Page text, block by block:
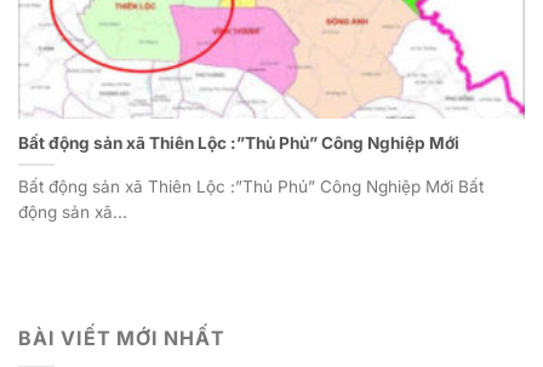
Bất động sản xã Thiên Lộc :”Thủ Phủ” Công Nghiệp Mới
Bất động sản xã Thiên Lộc :”Thủ Phủ” Công Nghiệp Mới Bất
động sản xã...
BÀI VIẾT MỚI NHẤT